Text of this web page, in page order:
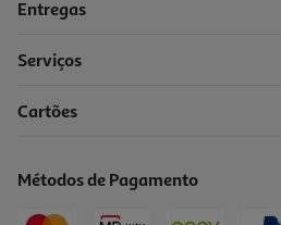
Entregas
Serviços
Cartões
Métodos de Pagamento